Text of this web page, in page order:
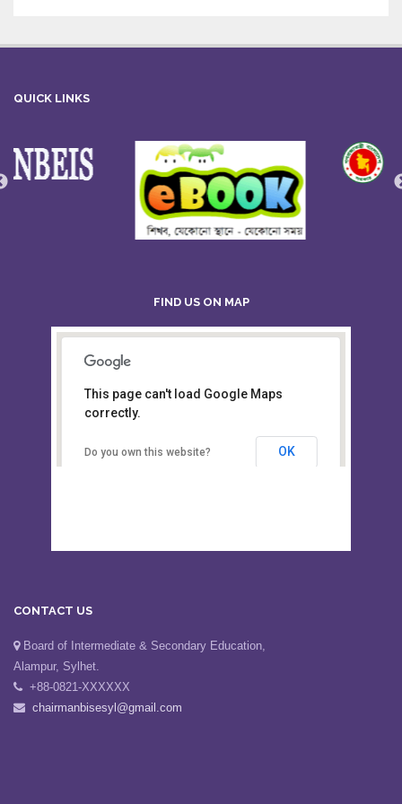
QUICK LINKS
Board of Intermediate &
Sylhet
This page can't load Google Maps
Board of Intermediate & Secondary Education,
Alampur, Sylhet.
+88-0821-XXXXXX